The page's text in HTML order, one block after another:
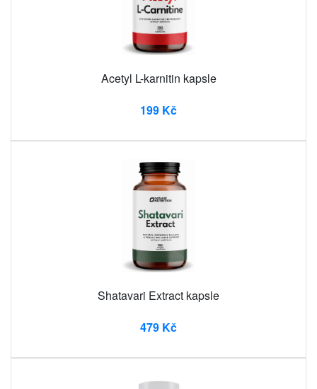
Acetyl L-karnitin kapsle
199 Kč
Shatavari Extract kapsle
479 Kč